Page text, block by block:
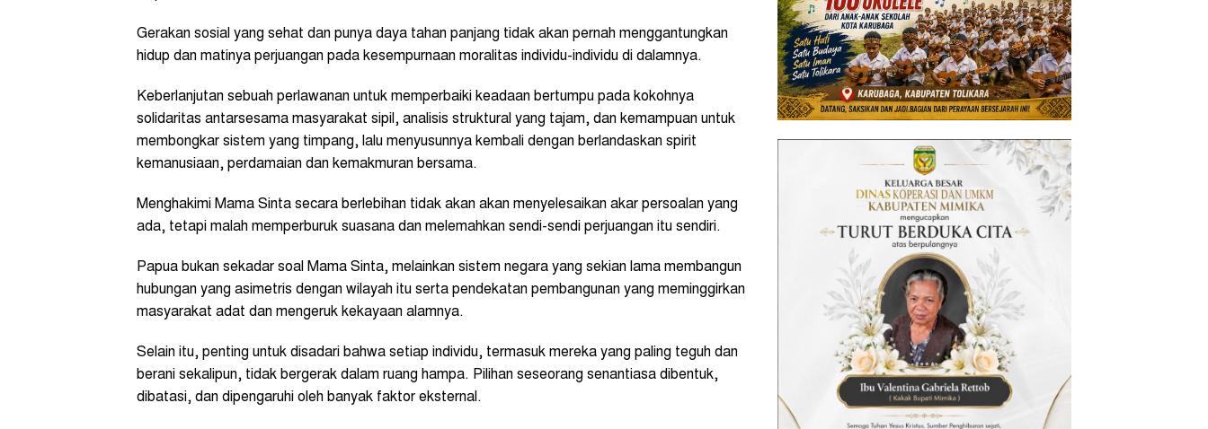
Gerakan sosial yang sehat dan punya daya tahan panjang tidak akan pernah menggantungkan
hidup dan matinya perjuangan pada kesempurnaan moralitas individu-individu di dalamnya.
Keberlanjutan sebuah perlawanan untuk memperbaiki keadaan bertumpu pada kokohnya
solidaritas antarsesama masyarakat sipil, analisis struktural yang tajam, dan kemampuan untuk
membongkar sistem yang timpang, lalu menyusunnya kembali dengan berlandaskan spirit
kemanusiaan, perdamaian dan kemakmuran bersama.
Menghakimi Mama Sinta secara berlebihan tidak akan akan menyelesaikan akar persoalan yang
ada, tetapi malah memperburuk suasana dan melemahkan sendi-sendi perjuangan itu sendiri.
Papua bukan sekadar soal Mama Sinta, melainkan sistem negara yang sekian lama membangun
hubungan yang asimetris dengan wilayah itu serta pendekatan pembangunan yang meminggirkan
masyarakat adat dan mengeruk kekayaan alamnya.
Selain itu, penting untuk disadari bahwa setiap individu, termasuk mereka yang paling teguh dan
berani sekalipun, tidak bergerak dalam ruang hampa. Pilihan seseorang senantiasa dibentuk,
dibatasi, dan dipengaruhi oleh banyak faktor eksternal.